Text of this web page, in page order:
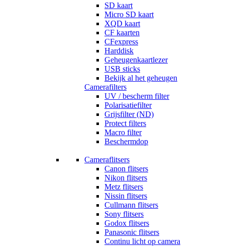
SD kaart
Micro SD kaart
XQD kaart
CF kaarten
CFexpress
Harddisk
Geheugenkaartlezer
USB sticks
Bekijk al het geheugen
Camerafilters
UV / bescherm filter
Polarisatiefilter
Grijsfilter (ND)
Protect filters
Macro filter
Beschermdop
Cameraflitsers
Canon flitsers
Nikon flitsers
Metz flitsers
Nissin flitsers
Cullmann flitsers
Sony flitsers
Godox flitsers
Panasonic flitsers
Continu licht op camera